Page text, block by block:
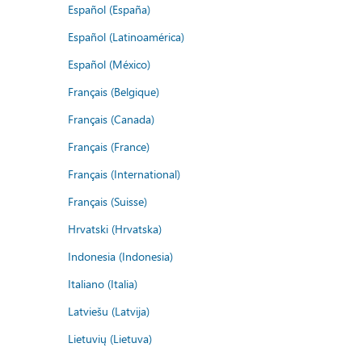
Español (España)
Español (Latinoamérica)
Español (México)
Français (Belgique)
Français (Canada)
Français (France)
Français (International)
Français (Suisse)
Hrvatski (Hrvatska)
Indonesia (Indonesia)
Italiano (Italia)
Latviešu (Latvija)
Lietuvių (Lietuva)